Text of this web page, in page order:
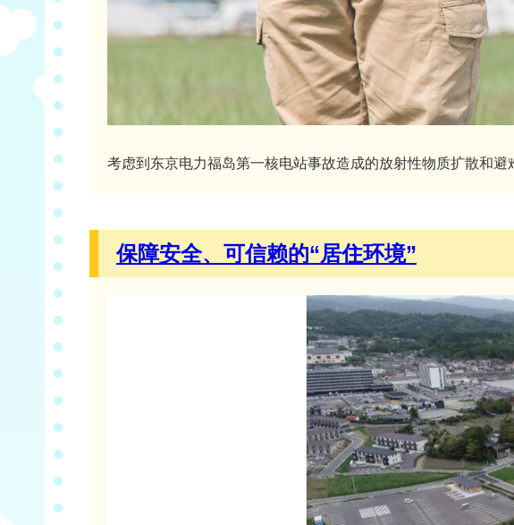
考虑到东京电力福岛第一核电站事故造成的放射性物质扩散和
保障安全、可信赖的“居住环境”